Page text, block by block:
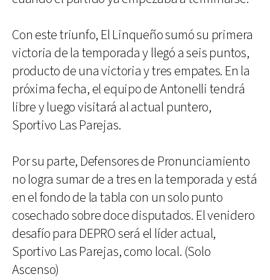
Con este triunfo, El Linqueño sumó su primera
victoria de la temporada y llegó a seis puntos,
producto de una victoria y tres empates. En la
próxima fecha, el equipo de Antonelli tendrá
libre y luego visitará al actual puntero,
Sportivo Las Parejas.
Por su parte, Defensores de Pronunciamiento
no logra sumar de a tres en la temporada y está
en el fondo de la tabla con un solo punto
cosechado sobre doce disputados. El venidero
desafío para DEPRO será el líder actual,
Sportivo Las Parejas, como local. (Solo
Ascenso)